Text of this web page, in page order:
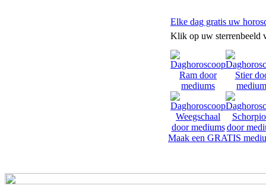
Elke dag gratis uw
Klik op uw sterrenbeeld
Maak een GRATIS